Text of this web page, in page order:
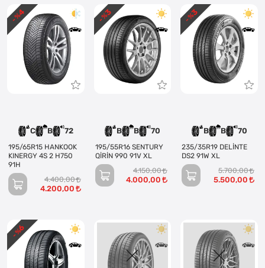
C B 72
195/65R15 HANKOOK
KINERGY 4S 2 H750
91H
4.400,00
4.200,00
- %
4
B B 70
195/55R16 SENTURY
QİRİN 990 91V XL
4.150,00
4.000,00
- %
3
B B 70
235/35R19 DELİNTE
DS2 91W XL
5.700,00
5.500,00
- %
3
- %
6